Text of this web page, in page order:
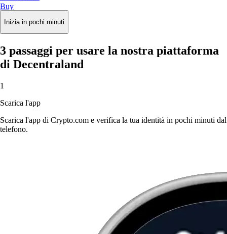
Buy
Inizia in pochi minuti
3 passaggi per usare la nostra piattaforma
di Decentraland
1
Scarica l'app
Scarica l'app di Crypto.com e verifica la tua identità in pochi minuti dal
telefono.